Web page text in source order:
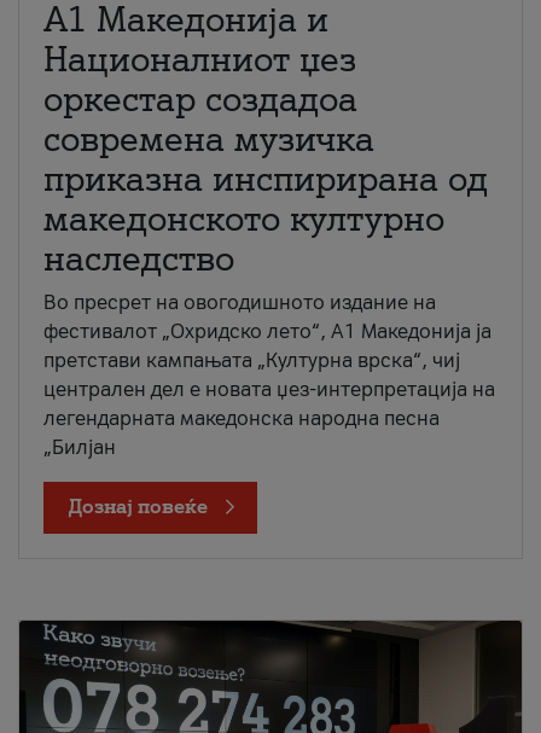
А1 Македонија и
Националниот џез
оркестар создадоа
современа музичка
приказна инспирирана од
македонското културно
наследство
Во пресрет на овогодишното издание на
фестивалот „Охридско лето“, А1 Македонија ја
претстави кампањата „Културна врска“, чиј
централен дел е новата џез-интерпретација на
легендарната македонска народна песна
„Билјан
Дознај повеќе